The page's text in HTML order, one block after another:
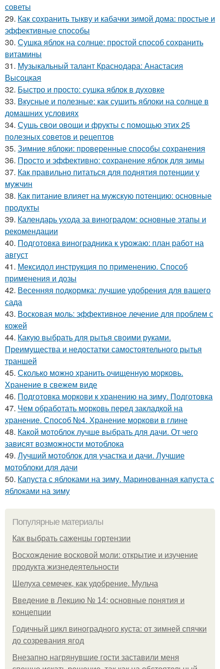
советы
29. Как сохранить тыкву и кабачки зимой дома: простые и
эффективные способы
30. Сушка яблок на солнце: простой способ сохранить
витамины
31. Музыкальный талант Краснодара: Анастасия
Высоцкая
32. Быстро и просто: сушка яблок в духовке
33. Вкусные и полезные: как сушить яблоки на солнце в
домашних условиях
34. Сушь свои овощи и фрукты с помощью этих 25
полезных советов и рецептов
35. Зимние яблоки: проверенные способы сохранения
36. Просто и эффективно: сохранение яблок для зимы
37. Как правильно питаться для поднятия потенции у
мужчин
38. Как питание влияет на мужскую потенцию: основные
продукты
39. Календарь ухода за виноградом: основные этапы и
рекомендации
40. Подготовка виноградника к урожаю: план работ на
август
41. Мексидол инструкция по применению. Способ
применения и дозы
42. Весенняя подкормка: лучшие удобрения для вашего
сада
43. Восковая моль: эффективное лечение для проблем с
кожей
44. Какую выбрать для рытья своими руками.
Преимущества и недостатки самостоятельного рытья
траншей
45. Сколько можно хранить очищенную морковь.
Хранение в свежем виде
46. Подготовка моркови к хранению на зиму. Подготовка
47. Чем обработать морковь перед закладкой на
хранение. Способ №4. Хранение моркови в глине
48. Какой мотоблок лучше выбрать для дачи. От чего
зависят возможности мотоблока
49. Лучший мотоблок для участка и дачи. Лучшие
мотоблоки для дачи
50. Капуста с яблоками на зиму. Маринованная капуста с
яблоками на зиму
Популярные материалы
Как выбрать саженцы гортензии
Восхождение восковой моли: открытие и изучение
продукта жизнедеятельности
Шелуха семечек, как удобрение. Мульча
Введение в Лекцию № 14: основные понятия и
концепции
Годичный цикл виноградного куста: от зимней спячки
до созревания ягод
Внезапно нагрянувшие гости заставили меня